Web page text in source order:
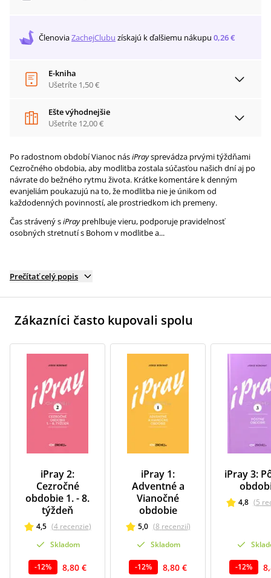
ČlenoviaZachejClubu získajú k ďalšiemu nákupu 0,26 €
E-kniha
Ušetríte 1,50 €
Ešte výhodnejšie
Ušetríte 12,00 €
Po radostnom období Vianoc násiPraysprevádza prvými týždňami
Cezročného obdobia, aby modlitba zostala súčasťou našich dní aj po
návrate do bežného rytmu života. Krátke komentáre k denným
evanjeliám poukazujú na to, že modlitba nie je únikom od
každodenných povinností, ale prostriedkom ich premeny.
Čas strávený siPrayprehlbuje vieru, podporuje pravidelnosť
osobných stretnutí s Bohom v modlitbe a...
Prečítať celý popis
Zákazníci často kupovali spolu
iPray 2:
Cezročné
obdobie 1. - 8.
týždeň
4,5 (4 recenzie)
Skladom
-12% 8,80 €
iPray 1:
Adventné a
Vianočné
obdobie
5,0 (8 recenzií)
Skladom
-12% 8,80 €
iPray 3:
4,8 (5
-12%